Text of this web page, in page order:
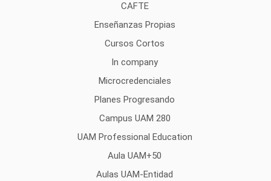
CAFTE
Enseñanzas Propias
Cursos Cortos
In company
Microcredenciales
Planes Progresando
Campus UAM 280
UAM Professional Education
Aula UAM+50
Aulas UAM-Entidad